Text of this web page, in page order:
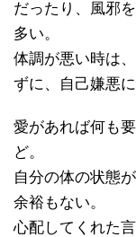
だったり、風邪
多い。
体調が悪い時は
ずに、自己嫌悪
愛があれば何も
ど。
自分の体の状態
余裕もない。
心配してくれた